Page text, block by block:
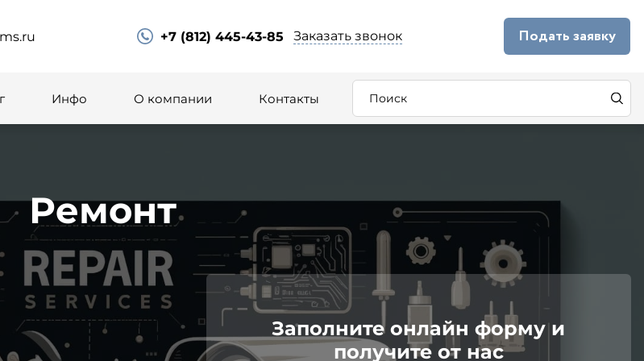
+7 (812) 445-43-85 Заказать звонок Подать заявку
Инфо О компании Контакты
Ремонт
Заполните онлайн форму и
получите от нас